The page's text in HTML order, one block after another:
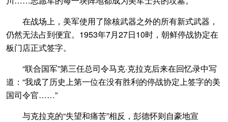
在战场上，美军使用了除核武器之外的所有新式武器，
仍然无法占到便宜。1953年7月27日10时，朝鲜停战协定在
板门店正式签字。
“联合国军”第三任总司令马克·克拉克后来在回忆录中写
道：“我成了历史上第一位在没有胜利的停战协定上签字的美
国司令官……”
与克拉克的“失望和痛苦”相反，彭德怀则自豪地宣